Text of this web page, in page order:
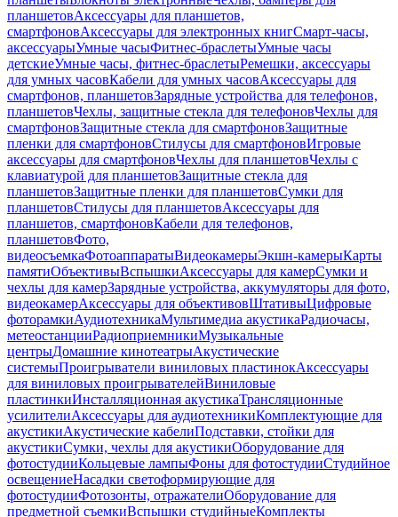
планшетовАксессуары для планшетов,
смартфоновАксессуары для электронных книгСмарт-часы,
аксессуарыУмные часыФитнес-браслетыУмные часы
детскиеУмные часы, фитнес-браслетыРемешки, аксессуары
для умных часовКабели для умных часовАксессуары для
смартфонов, планшетовЗарядные устройства для телефонов,
планшетовЧехлы, защитные стекла для телефоновЧехлы для
смартфоновЗащитные стекла для смартфоновЗащитные
пленки для смартфоновСтилусы для смартфоновИгровые
аксессуары для смартфоновЧехлы для планшетовЧехлы с
клавиатурой для планшетовЗащитные стекла для
планшетовЗащитные пленки для планшетовСумки для
планшетовСтилусы для планшетовАксессуары для
планшетов, смартфоновКабели для телефонов,
планшетовФото,
видеосъемкаФотоаппаратыВидеокамерыЭкшн-камерыКарты
памятиОбъективыВспышкиАксессуары для камерСумки и
чехлы для камерЗарядные устройства, аккумуляторы для фото,
видеокамерАксессуары для объективовШтативыЦифровые
фоторамкиАудиотехникаМультимедиа акустикаРадиочасы,
метеостанцииРадиоприемникиМузыкальные
центрыДомашние кинотеатрыАкустические
системыПроигрыватели виниловых пластинокАксессуары
для виниловых проигрывателейВиниловые
пластинкиИнсталляционная акустикаТрансляционные
усилителиАксессуары для аудиотехникиКомплектующие для
акустикиАкустические кабелиПодставки, стойки для
акустикиСумки, чехлы для акустикиОборудование для
фотостудииКольцевые лампыФоны для фотостудииСтудийное
освещениеНасадки светоформирующие для
фотостудииФотозонты, отражателиОборудование для
предметной съемкиВспышки студийныеКомплекты